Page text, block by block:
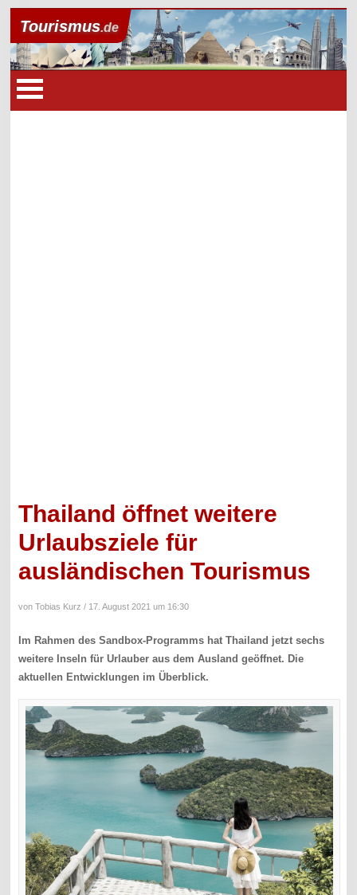
Tourismus.de
Thailand öffnet weitere
Urlaubsziele für
ausländischen Tourismus
von Tobias Kurz / 17. August 2021 um 16:30
Im Rahmen des Sandbox-Programms hat Thailand jetzt sechs
weitere Inseln für Urlauber aus dem Ausland geöffnet. Die
aktuellen Entwicklungen im Überblick.